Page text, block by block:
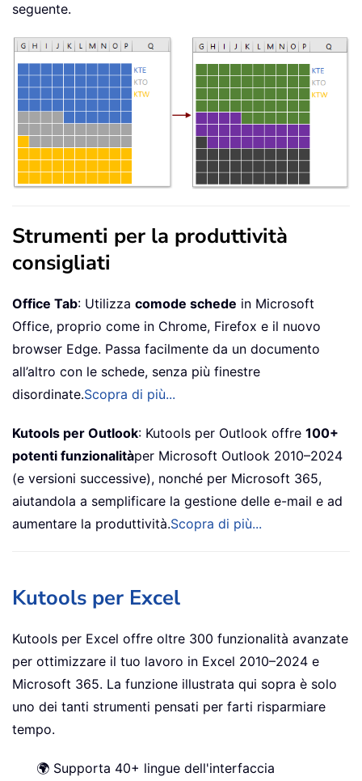
seguente.
Strumenti per la produttività
consigliati
Office Tab: Utilizza comode schede in Microsoft
Office, proprio come in Chrome, Firefox e il nuovo
browser Edge. Passa facilmente da un documento
all’altro con le schede, senza più finestre
disordinate.Scopra di più...
Kutools per Outlook: Kutools per Outlook offre 100+
potenti funzionalitàper Microsoft Outlook 2010–2024
(e versioni successive), nonché per Microsoft 365,
aiutandola a semplificare la gestione delle e-mail e ad
aumentare la produttività.Scopra di più...
Kutools per Excel
Kutools per Excel offre oltre 300 funzionalità avanzate
per ottimizzare il tuo lavoro in Excel 2010–2024 e
Microsoft 365. La funzione illustrata qui sopra è solo
uno dei tanti strumenti pensati per farti risparmiare
tempo.
🌍 Supporta 40+ lingue dell'interfaccia